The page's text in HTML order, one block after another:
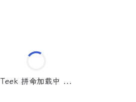
Teek 拼命加载中 ...